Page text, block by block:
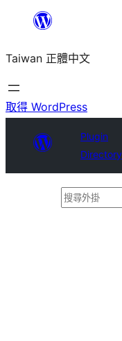
主
要
內
Taiwan 正體中文
取得 WordPress
Plugin
Directory
搜